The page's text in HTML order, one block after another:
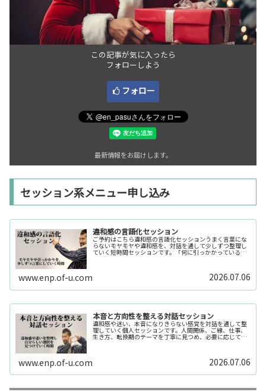
この記事が気に入ったら
フォローしよう
フォロー
最新情報をお届けします。
セッション系メニュー申し込み
違和感の言語化セッション
ご予約はこちら違和感の言語化セッションうまく言葉にな
らないモヤモヤや違和感を、対話を通して少しずつ整理し
ていく短時間セッションです。「何に引っかかっているの
か分からない」「今の自分の状態を整理したい」そんな時
www.enp.of-u.com 2026.07.06
本音と方向性を整える対話セッション
違和感や迷い、本音になりきらない感覚を対話を通して整
理していく個人セッションです。人間関係、ご縁、仕事、
生き方、転換期のテーマを丁寧に見つめ、必要に応じてカ
ードや感性の視点も補助的に用います。
www.enp.of-u.com 2026.07.06